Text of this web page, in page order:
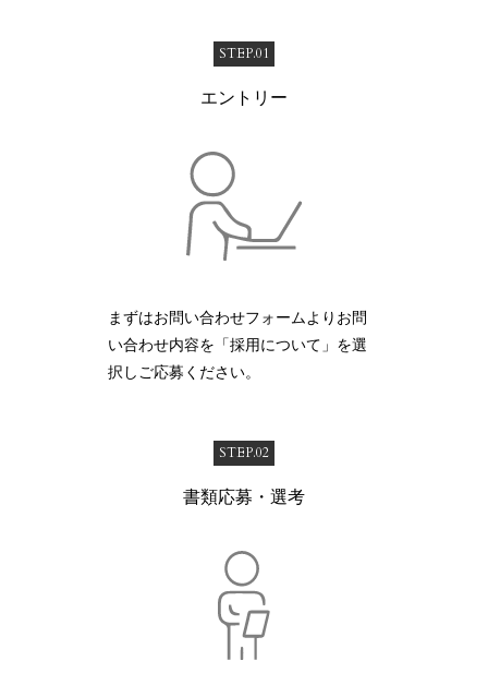
STEP.01
エントリー
まずはお問い合わせフォームよりお問
い合わせ内容を「採用について」を選
択しご応募ください。
STEP.02
書類応募・選考